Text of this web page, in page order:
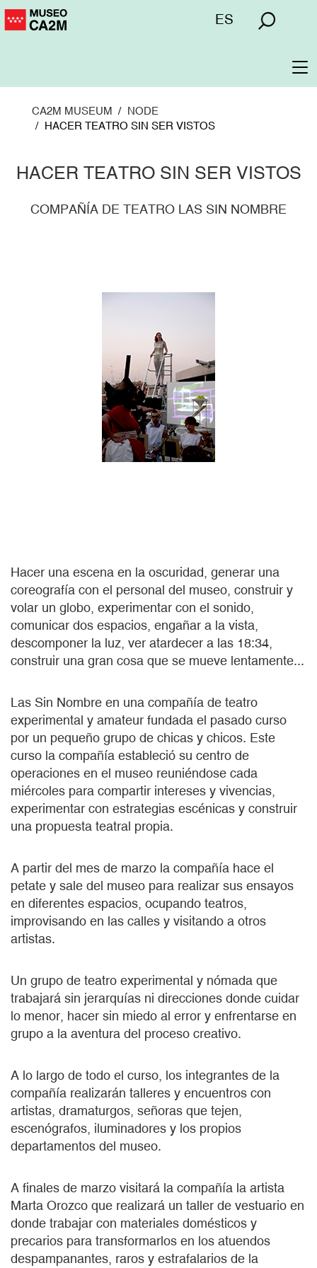
Skip
to
Menú
ES
CA2M MUSEUM
NODE
HACER TEATRO SIN SER VISTOS
HACER TEATRO SIN SER VISTOS
COMPAÑÍA DE TEATRO LAS SIN NOMBRE
Hacer una escena en la oscuridad, generar una
coreografía con el personal del museo, construir y
volar un globo, experimentar con el sonido,
comunicar dos espacios, engañar a la vista,
descomponer la luz, ver atardecer a las 18:34,
construir una gran cosa que se mueve lentamente...
Las Sin Nombre en una compañía de teatro
experimental y amateur fundada el pasado curso
por un pequeño grupo de chicas y chicos. Este
curso la compañía estableció su centro de
operaciones en el museo reuniéndose cada
miércoles para compartir intereses y vivencias,
experimentar con estrategias escénicas y construir
una propuesta teatral propia.
A partir del mes de marzo la compañía hace el
petate y sale del museo para realizar sus ensayos
en diferentes espacios, ocupando teatros,
improvisando en las calles y visitando a otros
artistas.
Un grupo de teatro experimental y nómada que
trabajará sin jerarquías ni direcciones donde cuidar
lo menor, hacer sin miedo al error y enfrentarse en
grupo a la aventura del proceso creativo.
A lo largo de todo el curso, los integrantes de la
compañía realizarán talleres y encuentros con
artistas, dramaturgos, señoras que tejen,
escenógrafos, iluminadores y los propios
departamentos del museo.
A finales de marzo visitará la compañía la artista
Marta Orozco que realizará un taller de vestuario en
donde trabajar con materiales domésticos y
precarios para transformarlos en los atuendos
despampanantes, raros y estrafalarios de la